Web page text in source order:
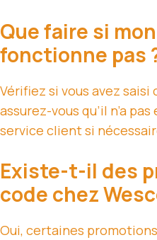
Que faire si
fonctionne pas
Vérifiez si vous avez
assurez-vous qu’il n’a
service client si
Existe-t-il des
code chez
Oui, certaines